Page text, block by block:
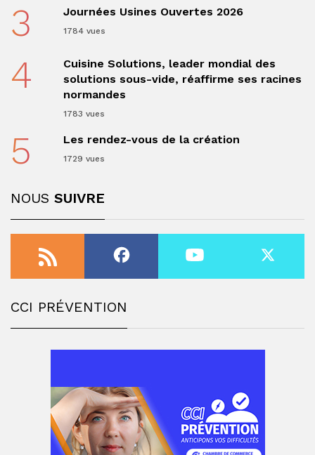
3 Journées Usines Ouvertes 2026
1784 vues
4
Cuisine Solutions, leader mondial des
solutions sous-vide, réaffirme ses racines
normandes
1783 vues
5 Les rendez-vous de la création
1729 vues
NOUS SUIVRE
CCI PRÉVENTION